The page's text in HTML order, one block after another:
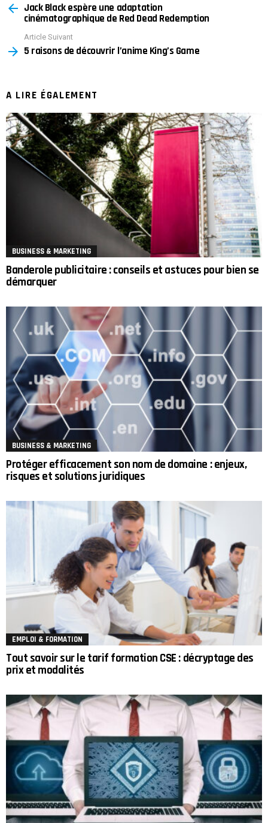
more Jack Black espère une adaptation
cinématographique de Red Dead Redemption
Article Suivant
5 raisons de découvrir l’anime King’s Game
A LIRE ÉGALEMENT
BUSINESS & MARKETING
Banderole publicitaire : conseils et astuces pour bien se
démarquer
BUSINESS & MARKETING
Protéger efficacement son nom de domaine : enjeux,
risques et solutions juridiques
EMPLOI & FORMATION
Tout savoir sur le tarif formation CSE : décryptage des
prix et modalités